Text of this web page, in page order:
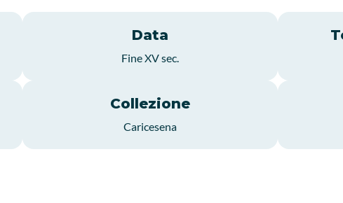
Data
Fine XV sec.
Collezione
Caricesena